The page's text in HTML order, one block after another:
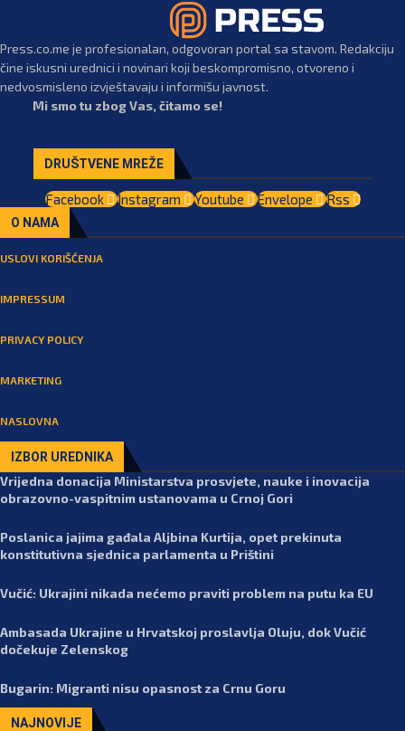
Press.co.me je profesionalan, odgovoran portal sa stavom. Redakciju
čine iskusni urednici i novinari koji beskompromisno, otvoreno i
nedvosmisleno izvještavaju i informišu javnost.
Mi smo tu zbog Vas, čitamo se!
DRUŠTVENE MREŽE
Facebook Instagram Youtube Envelope Rss
O NAMA
USLOVI KORIŠĆENJA
IMPRESSUM
PRIVACY POLICY
MARKETING
NASLOVNA
IZBOR UREDNIKA
Vrijedna donacija Ministarstva prosvjete, nauke i inovacija
obrazovno-vaspitnim ustanovama u Crnoj Gori
Poslanica jajima gađala Aljbina Kurtija, opet prekinuta
konstitutivna sjednica parlamenta u Prištini
Vučić: Ukrajini nikada nećemo praviti problem na putu ka EU
Ambasada Ukrajine u Hrvatskoj proslavlja Oluju, dok Vučić
dočekuje Zelenskog
Bugarin: Migranti nisu opasnost za Crnu Goru
NAJNOVIJE